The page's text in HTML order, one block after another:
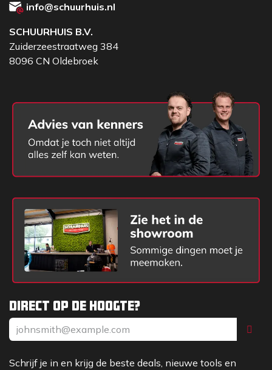
Direct op de hoogte?
Schrijf je in en krijg de beste deals, nieuwe tools en
info@schuurhuis.nl
SCHUURHUIS B.V.
Zuiderzeestraatweg 384
8096 CN Oldebroek